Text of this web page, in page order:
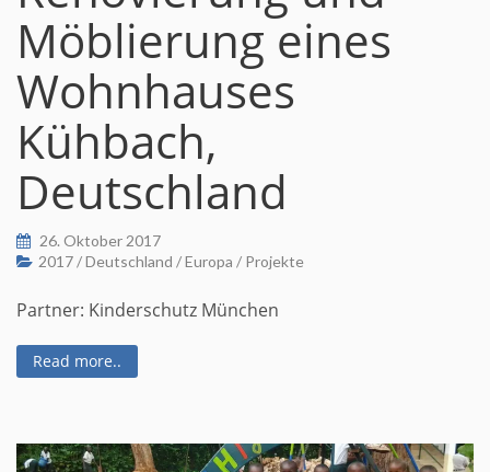
Möblierung eines
Wohnhauses
Kühbach,
Deutschland
26. Oktober 2017
2017/Deutschland /Europa / Projekte
Partner: Kinderschutz München
Read more..